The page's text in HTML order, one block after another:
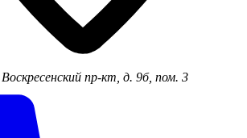
пр-кт, д. 9б, пом. 3